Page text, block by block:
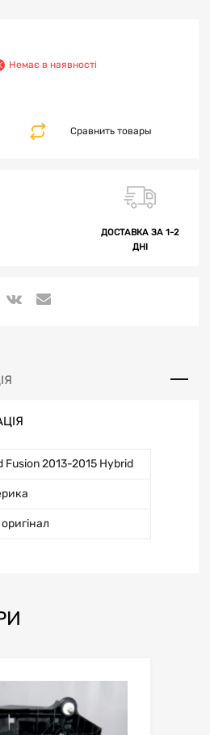
Немає в наявності
Сравнить товары
ДОСТАВКА ЗА 1-2
ДНІ
Fusion 2013-2015 Hybrid